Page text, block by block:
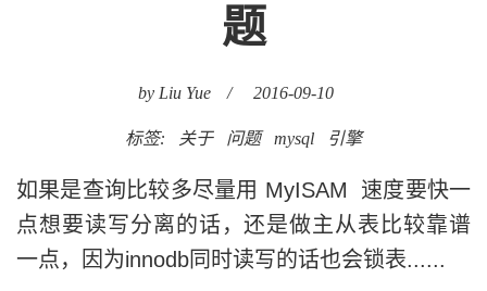
题
by Liu Yue / 2016-09-10
标签: 关于 问题 mysql 引擎
如果是查询比较多尽量用 MyISAM 速度要快一
点想要读写分离的话，还是做主从表比较靠谱
一点，因为innodb同时读写的话也会锁表......